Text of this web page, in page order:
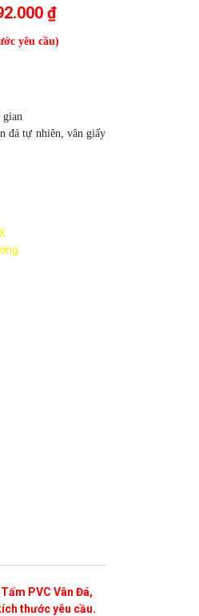
₫
yêu cầu)
gian
đá tự nhiên, vân giấy
PVC Vân Đá,
thước yêu cầu.